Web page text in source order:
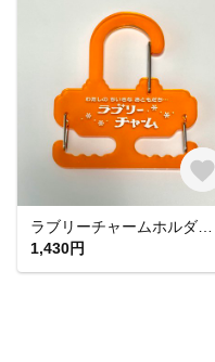
1,430円